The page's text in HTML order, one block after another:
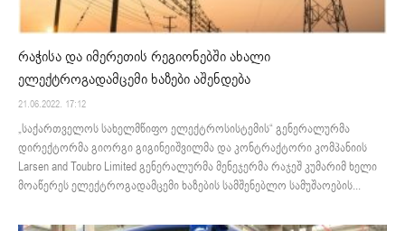
რაჭისა და იმერეთის რეგიონებში ახალი
ელექტროგადამცემი ხაზები აშენდება
21.06.2022. 17:12
„საქართველოს სახელმწიფო ელექტროსისტემის“ გენერალურმა
დირექტორმა გიორგი გიგინეიშვილმა და კონტრაქტორი კომპანიის
Larsen and Toubro Limited გენერალურმა მენეჯერმა რაჯეშ კუმარიმ ხელი
მოაწერეს ელექტროგადამცემი ხაზების სამშენებლო სამუშაოების...